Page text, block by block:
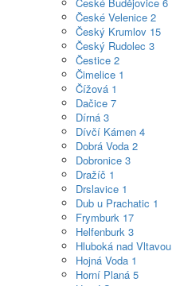
České Velenice 2
Český Krumlov 15
Český Rudolec 3
Čestice 2
Čimelice 1
Čížová 1
Dačice 7
Dírná 3
Dívčí Kámen 4
Dobrá Voda 2
Dobronice 3
Dražíč 1
Drslavice 1
Dub u Prachatic 1
Frymburk 17
Helfenburk 3
Hluboká nad Vltavou
Hojná Voda 1
Horní Planá 5